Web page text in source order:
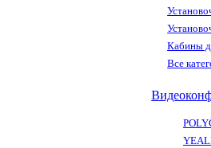
Кабины
Все